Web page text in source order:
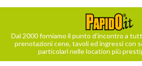
Dal 2000 forniamo il punto d’incontro a
prenotazioni cene, tavoli ed ingressi con
particolari nelle location più